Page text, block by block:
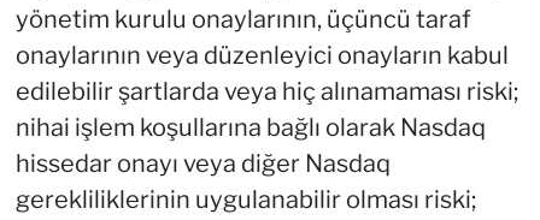
yönetim kurulu onaylarının, üçüncü taraf
onaylarının veya düzenleyici onayların kabul
edilebilir şartlarda veya hiç alınamaması riski;
nihai işlem koşullarına bağlı olarak Nasdaq
hissedar onayı veya diğer Nasdaq
gerekliliklerinin uygulanabilir olması riski;